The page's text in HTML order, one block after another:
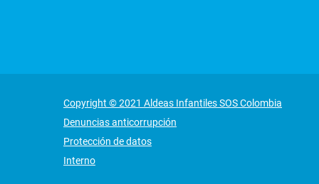
Copyright © 2021 Aldeas Infantiles SOS Colombia
Denuncias anticorrupción
Protección de datos
Interno